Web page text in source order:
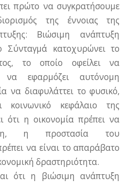
πρώτο να συγκρατήσουμε
της έννοιας της
Βιώσιμη ανάπτυξη
Σύνταγμά κατοχυρώνει το
το οποίο οφείλει να
να εφαρμόζει αυτόνομη
να διαφυλάττει το φυσικό,
κοινωνικό κεφάλαιο της
ότι η οικονομία πρέπει να
η προστασία του
να είναι το απαράβατο
δραστηριότητα.
ότι η βιώσιμη ανάπτυξη